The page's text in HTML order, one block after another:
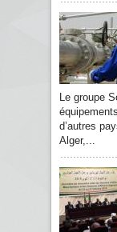
Le groupe
d’autres
Alger,...